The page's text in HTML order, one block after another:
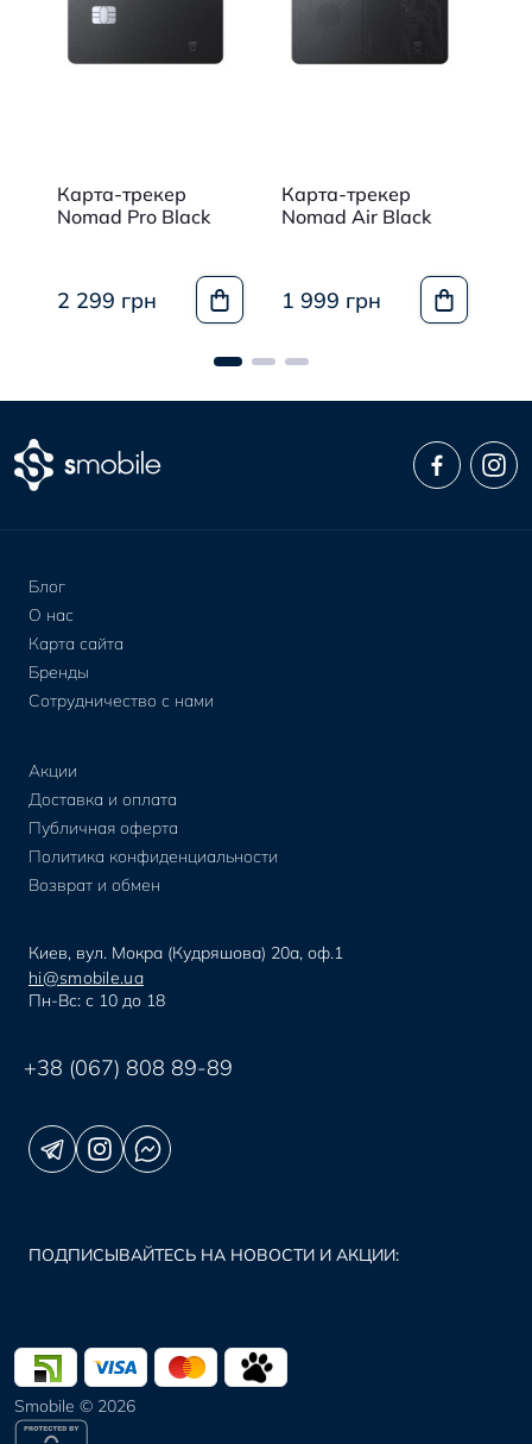
Карта-трекер
Nomad Pro Black
2 299 грн
Карта-трекер
Nomad Air Black
1 999 грн
Блог
О нас
Карта сайта
Бренды
Сотрудничество с нами
Акции
Доставка и оплата
Публичная оферта
Политика конфиденциальности
Возврат и обмен
Киев, вул. Мокра (Кудряшова) 20а, оф.1
hi@smobile.ua
Пн-Вс: с 10 до 18
+38 (067) 808 89-89
ПОДПИСЫВАЙТЕСЬ НА НОВОСТИ И АКЦИИ:
Smobile © 2026